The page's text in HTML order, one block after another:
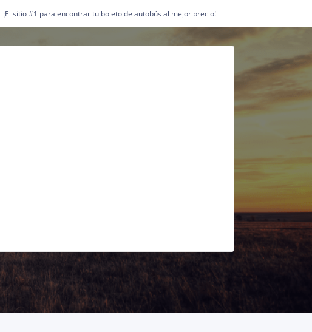
¡El sitio #1 para encontrar tu boleto de autobús al mejor precio!